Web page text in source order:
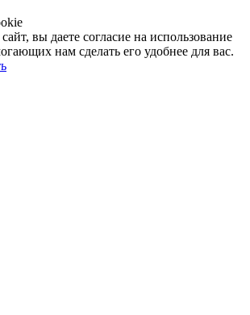
вы даете согласие на использование
нам сделать его удобнее для вас.